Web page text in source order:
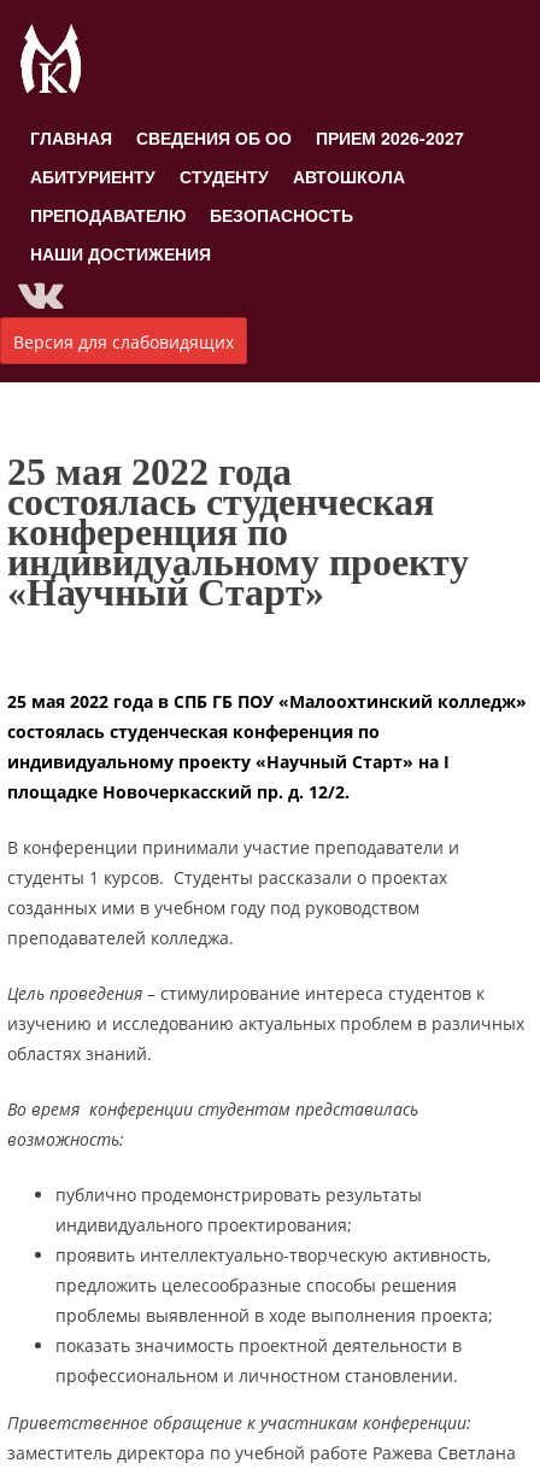
ГЛАВНАЯ СВЕДЕНИЯ ОБ ОО
ПРИЕМ 2026-2027
АБИТУРИЕНТУ
СТУДЕНТУ
АВТОШКОЛА
ПРЕПОДАВАТЕЛЮ
БЕЗОПАСНОСТЬ
НАШИ ДОСТИЖЕНИЯ
Версия для слабовидящих
25 мая 2022 года
состоялась студенческая
конференция по
индивидуальному проекту
«Научный Старт»
25 мая 2022 года в СПБ ГБ ПОУ «Малоохтинский колледж»
состоялась студенческая конференция по
индивидуальному проекту «Научный Старт» на I
площадке Новочеркасский пр. д. 12/2.
В конференции принимали участие преподаватели и
студенты 1 курсов. Студенты рассказали о проектах
созданных ими в учебном году под руководством
преподавателей колледжа.
Цель проведения – стимулирование интереса студентов к
изучению и исследованию актуальных проблем в различных
областях знаний.
Во время конференции студентам представилась
возможность:
публично продемонстрировать результаты
индивидуального проектирования;
проявить интеллектуально-творческую активность,
предложить целесообразные способы решения
проблемы выявленной в ходе выполнения проекта;
показать значимость проектной деятельности в
профессиональном и личностном становлении.
Приветственное обращение к участникам конференции:
заместитель директора по учебной работе Ражева Светлана